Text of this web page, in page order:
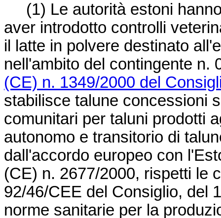
(1) Le autorità estoni
aver introdotto controlli
il latte in polvere destinato
nell'ambito del contingente n.
(CE) n. 1349/2000 del
stabilisce talune concessioni
comunitari per taluni prodotti
autonomo e transitorio di
dall'accordo europeo con
(CE) n. 2677/2000, rispetti le
92/46/CEE del Consiglio, del
norme sanitarie per la